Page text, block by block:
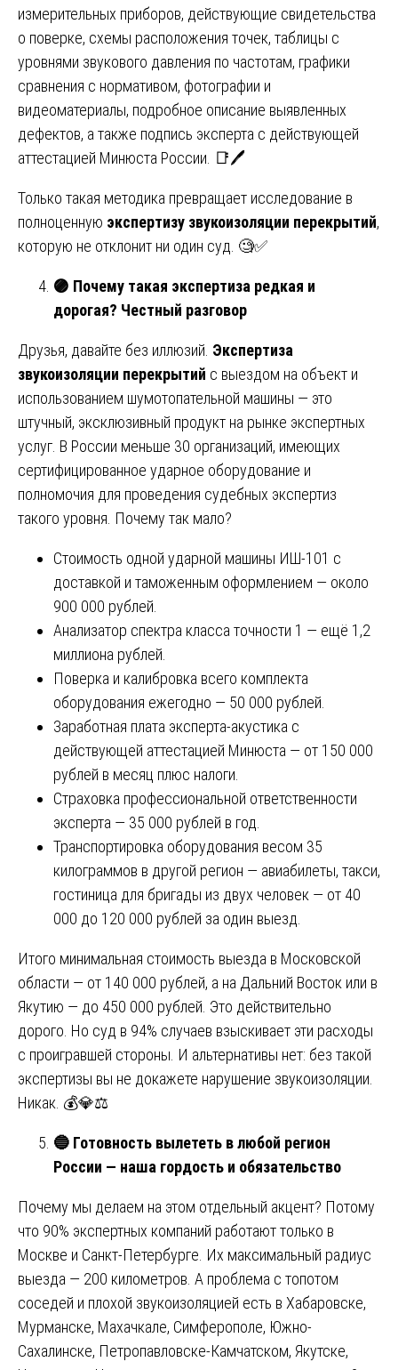
измерительных приборов, действующие свидетельства
о поверке, схемы расположения точек, таблицы с
уровнями звукового давления по частотам, графики
сравнения с нормативом, фотографии и
видеоматериалы, подробное описание выявленных
дефектов, а также подпись эксперта с действующей
аттестацией Минюста России. 📑🖊️
Только такая методика превращает исследование в
полноценную экспертизу звукоизоляции перекрытий,
которую не отклонит ни один суд. 🧐✅
🟣 Почему такая экспертиза редкая и
дорогая? Честный разговор
Друзья, давайте без иллюзий. Экспертиза
звукоизоляции перекрытий с выездом на объект и
использованием шумотопательной машины — это
штучный, эксклюзивный продукт на рынке экспертных
услуг. В России меньше 30 организаций, имеющих
сертифицированное ударное оборудование и
полномочия для проведения судебных экспертиз
такого уровня. Почему так мало?
Стоимость одной ударной машины ИШ-101 с
доставкой и таможенным оформлением — около
900 000 рублей.
Анализатор спектра класса точности 1 — ещё 1,2
миллиона рублей.
Поверка и калибровка всего комплекта
оборудования ежегодно — 50 000 рублей.
Заработная плата эксперта-акустика с
действующей аттестацией Минюста — от 150 000
рублей в месяц плюс налоги.
Страховка профессиональной ответственности
эксперта — 35 000 рублей в год.
Транспортировка оборудования весом 35
килограммов в другой регион — авиабилеты, такси,
гостиница для бригады из двух человек — от 40
000 до 120 000 рублей за один выезд.
Итого минимальная стоимость выезда в Московской
области — от 140 000 рублей, а на Дальний Восток или в
Якутию — до 450 000 рублей. Это действительно
дорого. Но суд в 94% случаев взыскивает эти расходы
с проигравшей стороны. И альтернативы нет: без такой
экспертизы вы не докажете нарушение звукоизоляции.
Никак. 💰💎⚖️
🔵 Готовность вылететь в любой регион
России — наша гордость и обязательство
Почему мы делаем на этом отдельный акцент? Потому
что 90% экспертных компаний работают только в
Москве и Санкт-Петербурге. Их максимальный радиус
выезда — 200 километров. А проблема с топотом
соседей и плохой звукоизоляцией есть в Хабаровске,
Мурманске, Махачкале, Симферополе, Южно-
Сахалинске, Петропавловске-Камчатском, Якутске,